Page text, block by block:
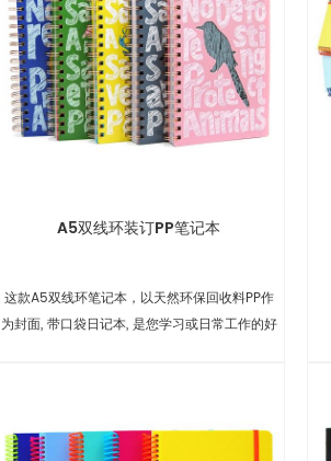
A5双线环装订PP笔记本
这款A5双线环笔记本，以天然环保回收料PP作
为封面, 带口袋日记本, 是您学习或日常工作的好